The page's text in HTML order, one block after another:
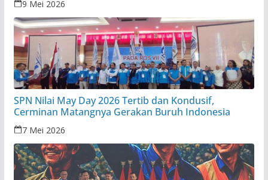
9 Mei 2026
SPN Nilai May Day 2026 Tertib dan Kondusif,
Cerminan Matangnya Gerakan Buruh Indonesia
7 Mei 2026